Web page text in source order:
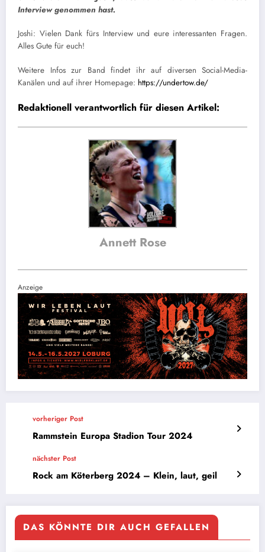
Interview genommen hast.
Joshi: Vielen Dank fürs Interview und eure interessanten Fragen.
Alles Gute für euch!
Weitere Infos zur Band findet ihr auf diversen Social-Media-
Kanälen und auf ihrer Homepage: https://undertow.de/
Redaktionell verantwortlich für diesen Artikel:
Annett Rose
Anzeige
vorheriger Post
Rammstein Europa Stadion Tour 2024
nächster Post
Rock am Köterberg 2024 – Klein, laut, geil
DAS KÖNNTE DIR AUCH GEFALLEN